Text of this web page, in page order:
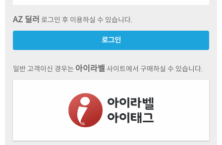
흰색 부직포 레이저
흰색(115μm) 방수 레이저[대체]
레이저 전용
반투명 방수 레이저
TLS0021TP레이저 전용
AZ 딜러 로그인 후 이용하실 수 있습니다.
로그인
일반 고객이신 경우는 아이라벨 사이트에서 구매하실 수 있습니다.